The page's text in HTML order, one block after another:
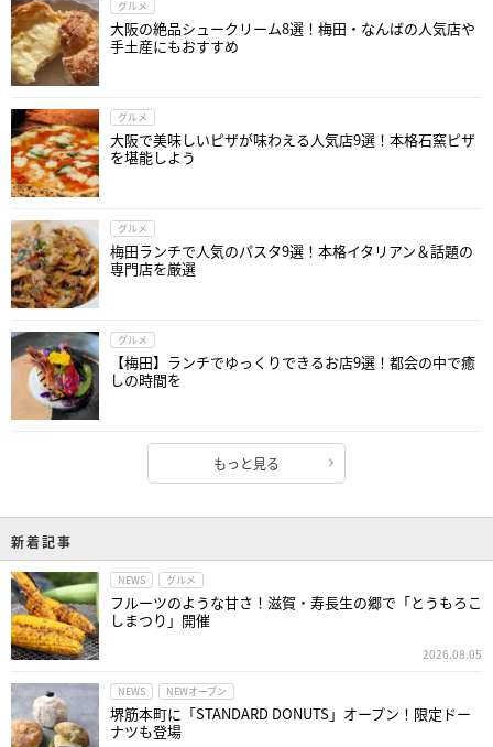
グルメ
大阪の絶品シュークリーム8選！梅田・なんばの人気店や
手土産にもおすすめ
グルメ
大阪で美味しいピザが味わえる人気店9選！本格石窯ピザ
を堪能しよう
グルメ
梅田ランチで人気のパスタ9選！本格イタリアン＆話題の
専門店を厳選
グルメ
【梅田】ランチでゆっくりできるお店9選！都会の中で癒
しの時間を
もっと見る
新着記事
NEWS グルメ
フルーツのような甘さ！滋賀・寿長生の郷で「とうもろこ
しまつり」開催
2026.08.05
NEWS NEWオープン
堺筋本町に「STANDARD DONUTS」オープン！限定ドー
ナツも登場